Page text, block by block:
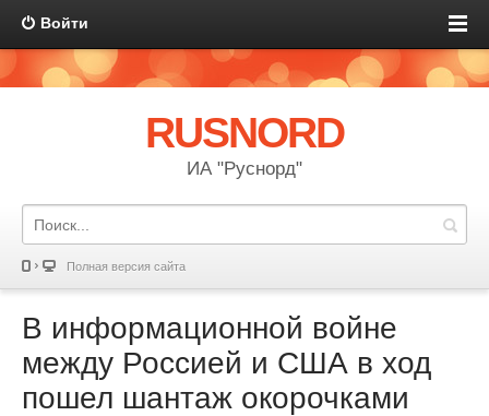
Войти
RUSNORD
ИА "Руснорд"
Полная версия сайта
В информационной войне
между Россией и США в ход
пошел шантаж окорочками